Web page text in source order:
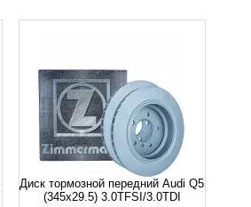
Диск тормозной передний Audi Q5
(345x29.5) 3.0TFSI/3.0TDI